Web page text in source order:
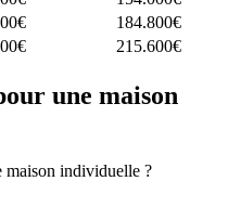
184.800€
215.600€
une maison
maison individuelle ?